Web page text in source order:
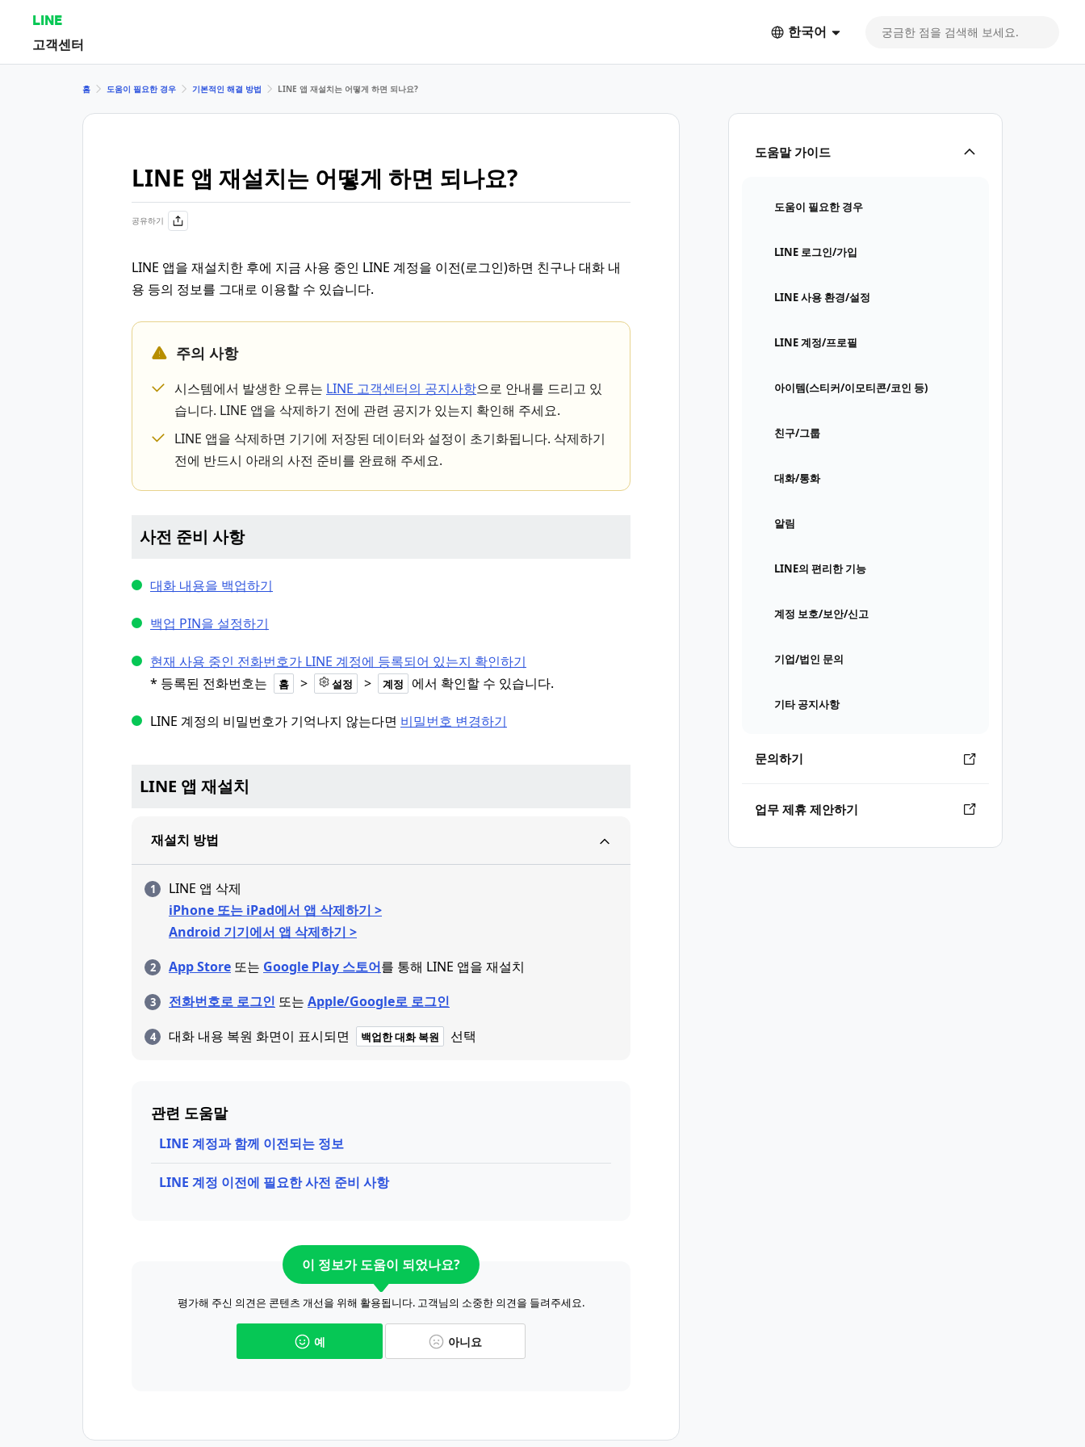
LINE
고객센터
한국어
도움말 가이드
도움이 필요한 경우
LINE 로그인/가입
LINE 사용 환경/설정
LINE 계정/프로필
아이템(스티커/이모티콘/코인 등)
친구/그룹
대화/통화
알림
LINE의 편리한 기능
계정 보호/보안/신고
기업/법인 문의
기타 공지사항
문의하기
업무 제휴 제안하기
홈 도움이 필요한 경우 기본적인 해결 방법 LINE 앱 재설치는 어떻게 하면 되나요?
LINE 앱 재설치는 어떻게 하면 되나요?
공유하기
LINE 앱을 재설치한 후에 지금 사용 중인 LINE 계정을 이전(로그인)하면 친구나 대화 내
용 등의 정보를 그대로 이용할 수 있습니다.
주의 사항
시스템에서 발생한 오류는 LINE 고객센터의 공지사항으로 안내를 드리고 있
습니다. LINE 앱을 삭제하기 전에 관련 공지가 있는지 확인해 주세요.
LINE 앱을 삭제하면 기기에 저장된 데이터와 설정이 초기화됩니다. 삭제하기
전에 반드시 아래의 사전 준비를 완료해 주세요.
사전 준비 사항
대화 내용을 백업하기
백업 PIN을 설정하기
현재 사용 중인 전화번호가 LINE 계정에 등록되어 있는지 확인하기
* 등록된 전화번호는
홈 > 설정 > 계정 에서 확인할 수 있습니다.
LINE 계정의 비밀번호가 기억나지 않는다면 비밀번호 변경하기
LINE 앱 재설치
재설치 방법
LINE 앱 삭제
iPhone 또는 iPad에서 앱 삭제하기 >
Android 기기에서 앱 삭제하기 >
App Store 또는 Google Play 스토어를 통해 LINE 앱을 재설치
전화번호로 로그인 또는 Apple/Google로 로그인
대화 내용 복원 화면이 표시되면
백업한 대화 복원 선택
관련 도움말
LINE 계정과 함께 이전되는 정보
LINE 계정 이전에 필요한 사전 준비 사항
이 정보가 도움이 되었나요?
평가해 주신 의견은 콘텐츠 개선을 위해 활용됩니다. 고객님의 소중한 의견을 들려주세요.
예 아니요